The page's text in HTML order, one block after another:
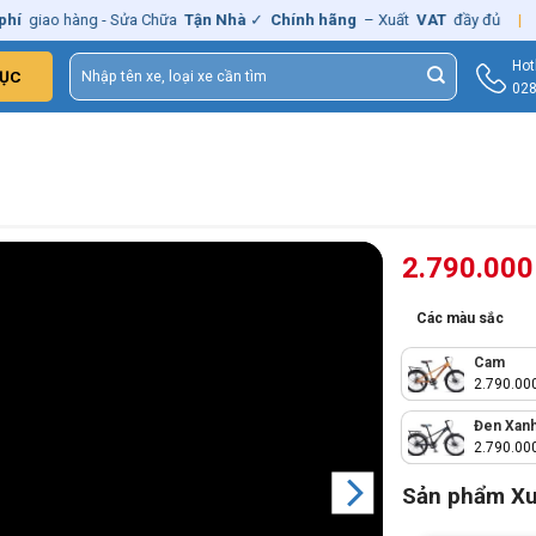
hàng - Sửa ChữaTận Nhà ✓ Chính hãng – Xuất VAT đầy đủ | 🚚
Tìm
kiếm:
Các màu sắc
Cam
Đen
Sản phẩm